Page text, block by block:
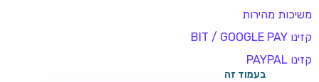
משיכות מהירות
קזינו BIT / GOOGLE PAY
קזינו PAYPAL
בעמוד זה